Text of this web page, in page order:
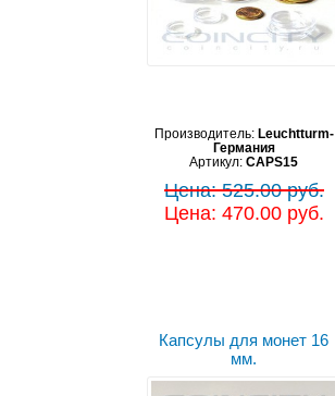
Производитель: Leuchtturm-
Германия
Артикул: CAPS15
Цена: 525.00 руб.
Цена: 470.00 руб.
Капсулы для монет 16
мм.